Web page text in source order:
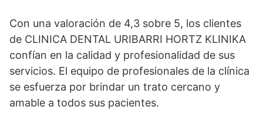
Con una valoración de 4,3 sobre 5, los clientes
de CLINICA DENTAL URIBARRI HORTZ KLINIKA
confían en la calidad y profesionalidad de sus
servicios. El equipo de profesionales de la clínica
se esfuerza por brindar un trato cercano y
amable a todos sus pacientes.